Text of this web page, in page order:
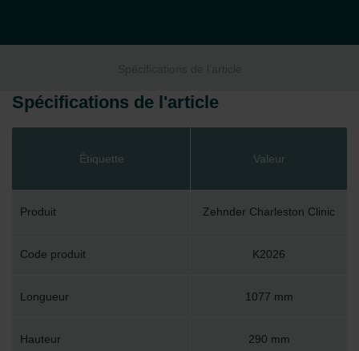
Spécifications de l'article
Spécifications de l'article
Étiquette Valeur
Produit Zehnder Charleston Clinic
Code produit K2026
Longueur 1077 mm
Hauteur 290 mm